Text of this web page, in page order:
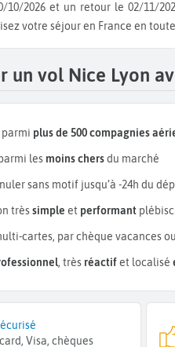
10/2026 et un retour le 02/11/
votre séjour en France en
un vol Nice Lyon
parmi plus de 500 compagnies
les moins chersdu marché
sans motif jusqu’à -24h du
trèssimple et performant
cartes, par chèque vacances
, très réactifet localisé
Visa, chèques